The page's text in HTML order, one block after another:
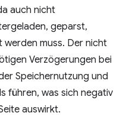
auch nicht
geparst,
muss. Der nicht
Verzögerungen bei
Speichernutzung und
führen, was sich negativ
auswirkt.